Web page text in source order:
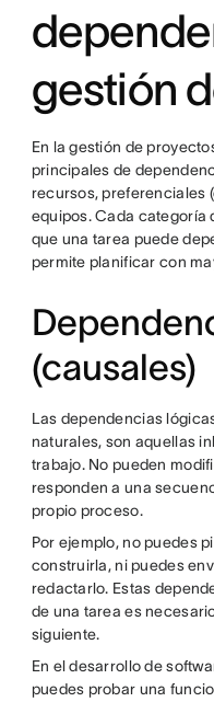
gestión
En la gestión de
principales de
recursos, preferenciales
equipos. Cada categoría
que una tarea puede
permite planificar con
(causales)
Las dependencias
naturales, son aquellas
trabajo. No pueden
responden a una
propio proceso.
Por ejemplo, no puedes
construirla, ni puedes
redactarlo. Estas
de una tarea es
siguiente.
En el desarrollo de
puedes probar una